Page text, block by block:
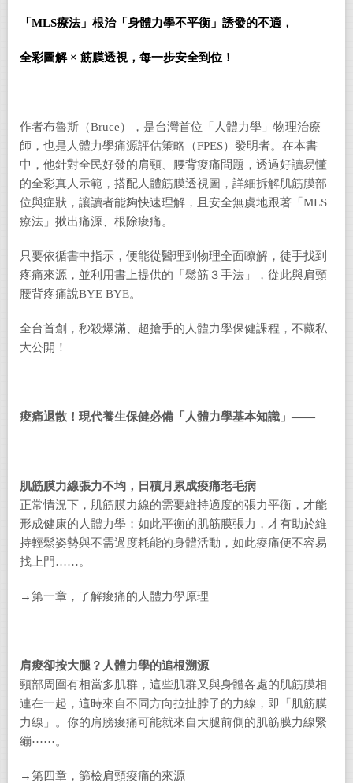
「MLS療法」根治「身體力學不平衡」誘發的不適，
全彩圖解 × 筋膜透視，每一步安全到位！
作者布魯斯（Bruce），是台灣首位「人體力學」物理治療
師，也是人體力學痛源評估策略（FPES）發明者。在本書
中，他針對全民好發的肩頸、腰背痠痛問題，透過好讀易懂
的全彩真人示範，搭配人體筋膜透視圖，詳細拆解肌筋膜部
位與症狀，讓讀者能夠快速理解，且安全無虞地跟著「MLS
療法」揪出痛源、根除痠痛。
只要依循書中指示，便能從醫理到物理全面瞭解，徒手找到
疼痛來源，並利用書上提供的「鬆筋３手法」，從此與肩頸
腰背疼痛說BYE BYE。
全台首創，秒殺爆滿、超搶手的人體力學保健課程，不藏私
大公開！
痠痛退散！現代養生保健必備「人體力學基本知識」——
肌筋膜力線張力不均，日積月累成痠痛老毛病
正常情況下，肌筋膜力線的需要維持適度的張力平衡，才能
形成健康的人體力學；如此平衡的肌筋膜張力，才有助於維
持輕鬆姿勢與不需過度耗能的身體活動，如此痠痛便不容易
找上門……。
→第一章，了解痠痛的人體力學原理
肩痠卻按大腿？人體力學的追根溯源
頸部周圍有相當多肌群，這些肌群又與身體各處的肌筋膜相
連在一起，這時來自不同方向拉扯脖子的力線，即「肌筋膜
力線」。你的肩膀痠痛可能就來自大腿前側的肌筋膜力線緊
繃⋯⋯。
→第四章，篩檢肩頸痠痛的來源